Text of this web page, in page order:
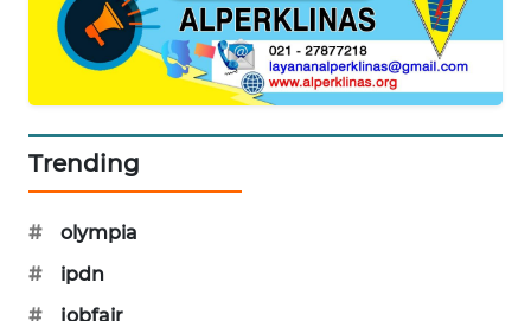
Trending
#
olympia
#
ipdn
#
jobfair
CILEUNGSI
NEWS
BERKAT
NEWS
BERAMPU
ANUGERAH